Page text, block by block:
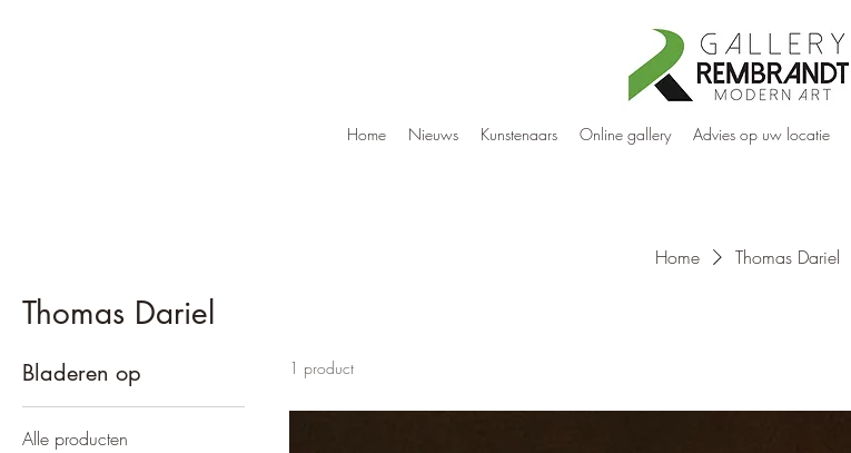
Home Nieuws Kunstenaars Online gallery Advies op uw locatie
Home Thomas Dariel
Thomas Dariel
Bladeren op
Alle producten
1 product